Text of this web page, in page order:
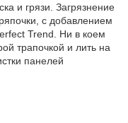
и грязи. Загрязнение
с добавлением
Trend. Ни в коем
трапочкой и лить на
панелей